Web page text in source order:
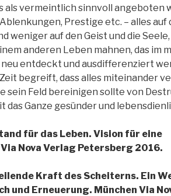
als vermeintlich sinnvoll angeboten
Prestige etc. – alles auf
weniger auf den Geist und die
anderen Leben mahnen, das im
entdeckt und ausdifferenziert
begreift, dass alles miteinander
sein Feld bereinigen sollte von
das Ganze gesünder und
für das Leben. Vision für eine
Nova Verlag Petersberg 2016.
Kraft des Scheiterns. Ein
und Erneuerung. München Via